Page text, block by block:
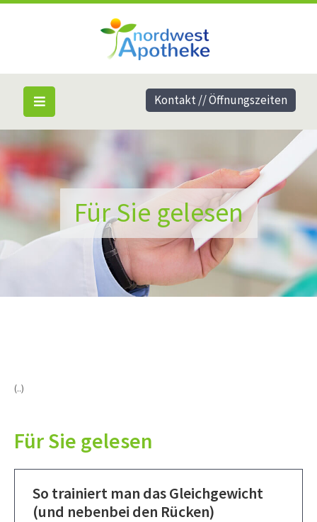
Für Sie gelesen
(..)
Für Sie gelesen
So trainiert man das Gleichgewicht
(und nebenbei den Rücken)
Kontakt // Öffnungszeiten